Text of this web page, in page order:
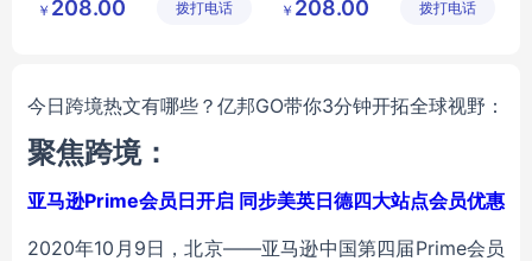
智能商务手表
有限公司
￥ 208.00 拨打电话
智能4G手表
有限公司
￥ 208.00 拨打电话
今日跨境热文有哪些？亿邦GO带你3分钟开拓全球视野：
聚焦跨境：
亚马逊Prime会员日开启 同步美英日德四大站点会员优惠
2020年10月9日，北京——亚马逊中国第四届Prime会员